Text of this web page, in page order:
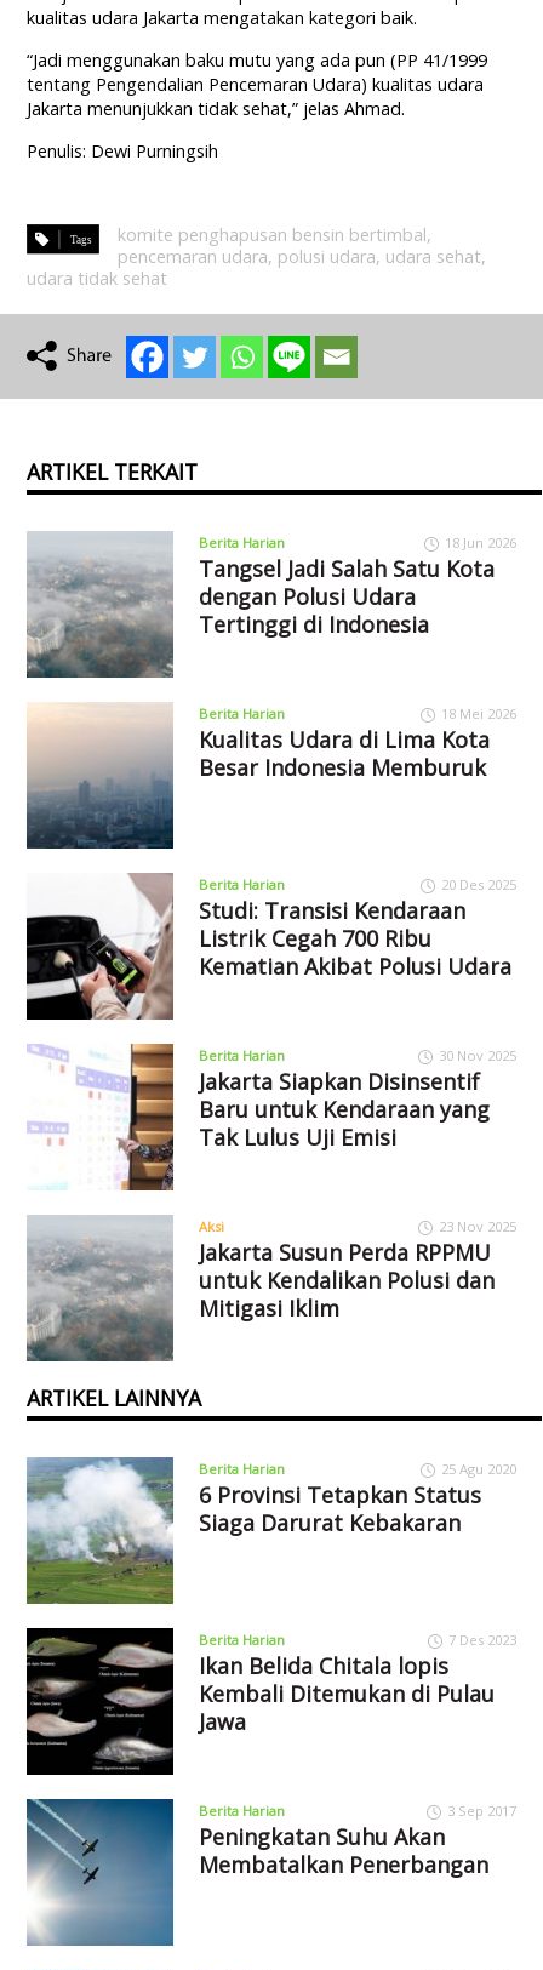
kualitas udara Jakarta mengatakan kategori baik.
“Jadi menggunakan baku mutu yang ada pun (PP 41/1999
tentang Pengendalian Pencemaran Udara) kualitas udara
Jakarta menunjukkan tidak sehat,” jelas Ahmad.
Penulis: Dewi Purningsih
komite penghapusan bensin bertimbal,
pencemaran udara, polusi udara, udara sehat,
udara tidak sehat
ARTIKEL TERKAIT
Berita Harian 18 Jun 2026
Tangsel Jadi Salah Satu Kota
dengan Polusi Udara
Tertinggi di Indonesia
Berita Harian 18 Mei 2026
Kualitas Udara di Lima Kota
Besar Indonesia Memburuk
Berita Harian 20 Des 2025
Studi: Transisi Kendaraan
Listrik Cegah 700 Ribu
Kematian Akibat Polusi Udara
Berita Harian 30 Nov 2025
Jakarta Siapkan Disinsentif
Baru untuk Kendaraan yang
Tak Lulus Uji Emisi
Aksi 23 Nov 2025
Jakarta Susun Perda RPPMU
untuk Kendalikan Polusi dan
Mitigasi Iklim
ARTIKEL LAINNYA
Berita Harian 25 Agu 2020
6 Provinsi Tetapkan Status
Siaga Darurat Kebakaran
Berita Harian 7 Des 2023
Ikan Belida Chitala lopis
Kembali Ditemukan di Pulau
Jawa
Berita Harian 3 Sep 2017
Peningkatan Suhu Akan
Membatalkan Penerbangan